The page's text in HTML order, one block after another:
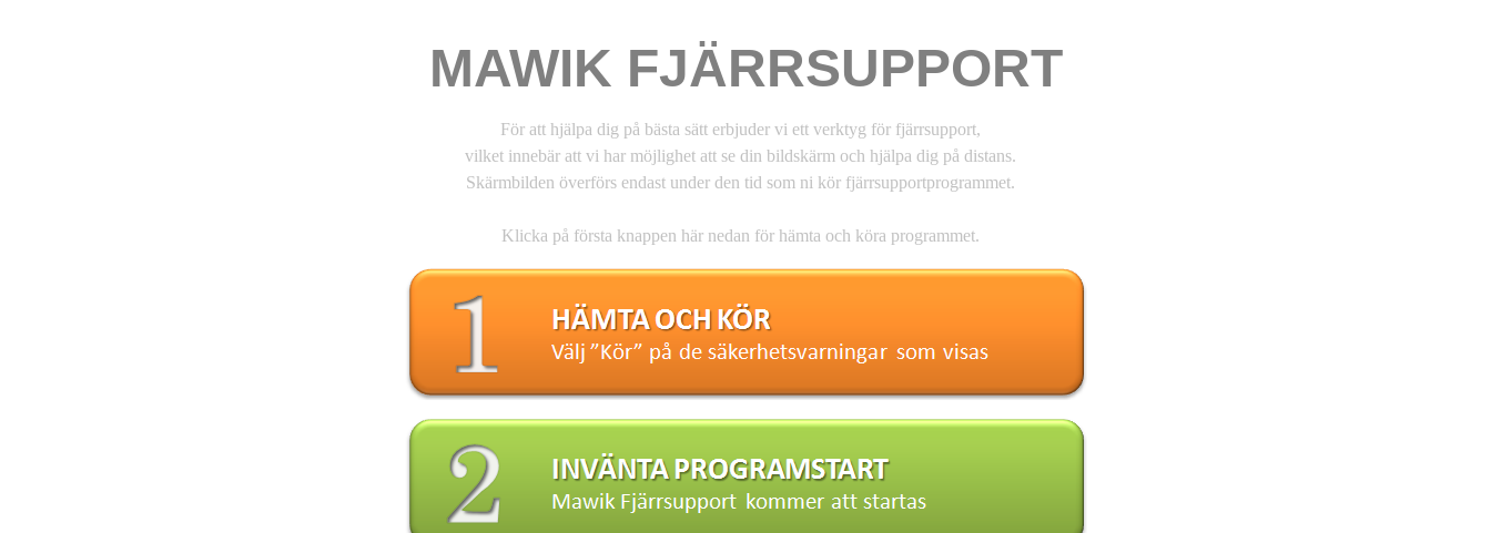
MAWIK FJÄRRSUPPORT
För att hjälpa dig på bästa sätt erbjuder vi ett verktyg för fjärrsupport,
vilket innebär att vi har möjlighet att se din bildskärm och hjälpa dig på distans.
Skärmbilden överförs endast under den tid som ni kör fjärrsupportprogrammet.
Klicka på första knappen här nedan för hämta och köra programmet.